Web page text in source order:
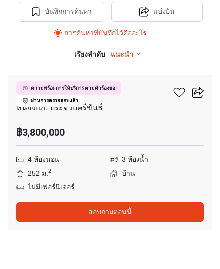
บันทึกการค้นหา
การค้นหาที่บันทึกไว้คืออะไร
แบ่งปัน
เรียงลำดับ แนะนำ
ความพร้อมการให้บริการ ตามคำร้องขอ
ผ่านการตรวจสอบแล้ว
บ้านสุขสบาย 1
หนองแก, ประจวบคีรีขันธ์
฿3,800,000
4 ห้องนอน
3 ห้องน้ำ
252 ม.2
บ้าน
ไม่มีเฟอร์นิเจอร์
สอบถามตอนนี้